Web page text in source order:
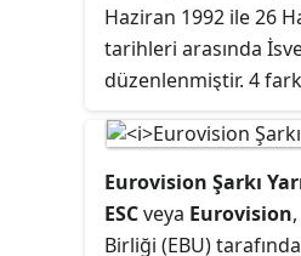
Haziran 1992 ile 26
tarihleri arasında
düzenlenmiştir. 4
ortalama 2,13 gol
İsveç dışında 33
katıldı ve finaller son
oynandı. SSCB ülke
Eurovision Şarkı
ESCveya Eurovision
Birliği (EBU)